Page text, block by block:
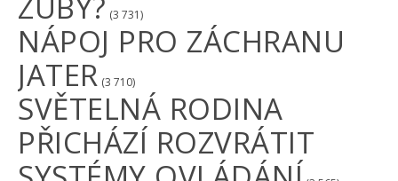
(3 731)
NÁPOJ PRO ZÁCHRANU
JATER (3 710)
SVĚTELNÁ RODINA
PŘICHÁZÍ ROZVRÁTIT